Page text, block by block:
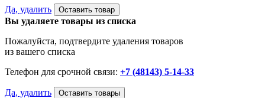
Да, удалить Оставить товар
Вы удаляете товары из списка
Пожалуйста, подтвердите удаления товаров
из вашего списка
Телефон для срочной связи: +7 (48143) 5-14-33
Да, удалить Оставить товары